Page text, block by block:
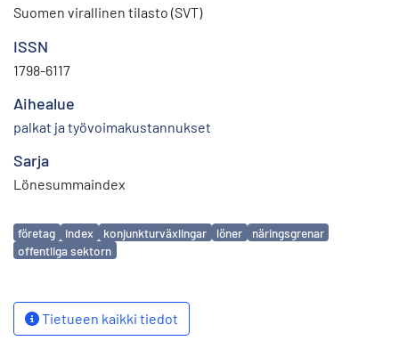
Suomen virallinen tilasto (SVT)
ISSN
1798-6117
Aihealue
palkat ja työvoimakustannukset
Sarja
Lönesummaindex
Avainsanat
företag index konjunkturväxlingar löner
näringsgrenar
offentliga sektorn
Tietueen kaikki tiedot